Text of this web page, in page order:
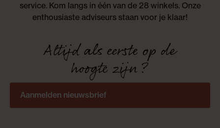
service. Kom langs in één van de 28 winkels. Onze
enthousiaste adviseurs staan voor je klaar!
Altijd als eerste op de
hoogte zijn?
Aanmelden nieuwsbrief